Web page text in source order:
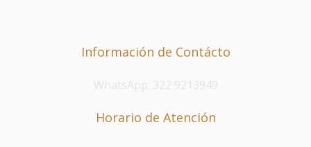
Información de Contácto
Horario de Atención